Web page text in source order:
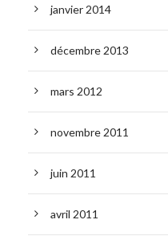
janvier 2014
décembre 2013
mars 2012
novembre 2011
juin 2011
avril 2011